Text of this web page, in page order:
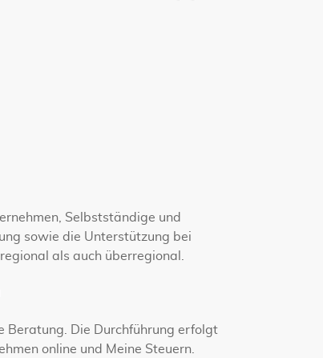
Selbstständige und
sowie die Unterstützung bei
als auch überregional.
Beratung. Die Durchführung erfolgt
online und Meine Steuern.